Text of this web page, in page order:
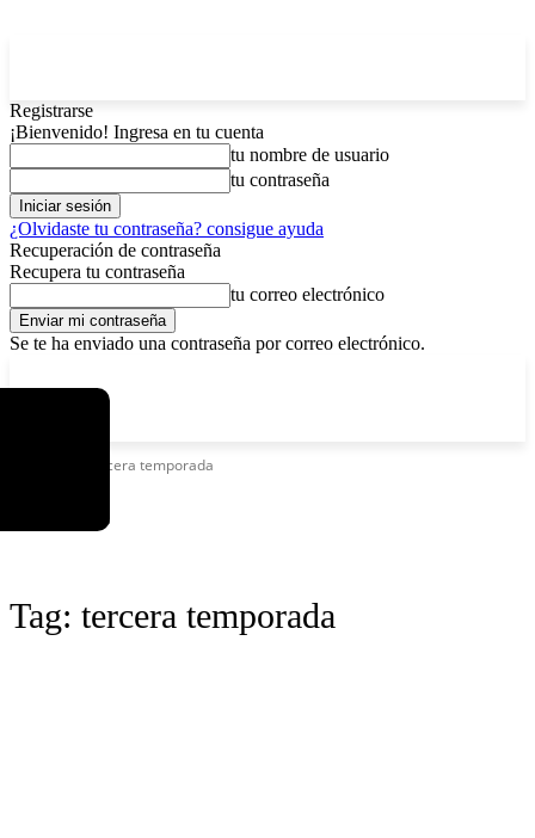
Registrarse
¡Bienvenido! Ingresa en tu cuenta
tu nombre de usuario
tu contraseña
¿Olvidaste tu contraseña? consigue ayuda
Recuperación de contraseña
Recupera tu contraseña
tu correo electrónico
Se te ha enviado una contraseña por correo electrónico.
Tercera temporada
Tag: tercera temporada